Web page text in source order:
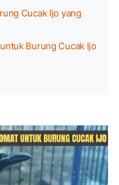
Cucak Ijo yang
Burung Cucak Ijo